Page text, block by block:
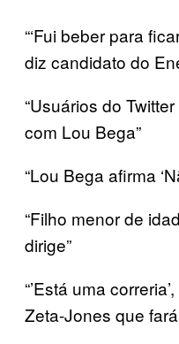
“‘Fui beber para
diz candidato do
“Usuários do
com Lou Bega”
“Lou Bega afirma
“Filho menor de
dirige”
“’Está uma
Zeta-Jones que